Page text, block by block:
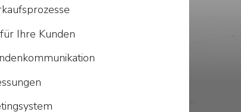
Ihre Kunden